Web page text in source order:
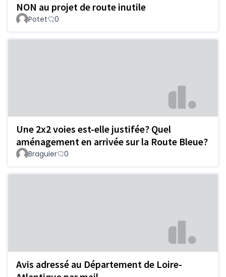
NON au projet de route inutile
Potet 0
Une 2x2 voies est-elle justifée? Quel
aménagement en arrivée sur la Route Bleue?
Braguier 0
Avis adressé au Département de Loire-